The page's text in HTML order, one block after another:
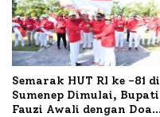
Semarak HUT RI ke -81 di
Sumenep Dimulai, Bupati
Fauzi Awali dengan Doa